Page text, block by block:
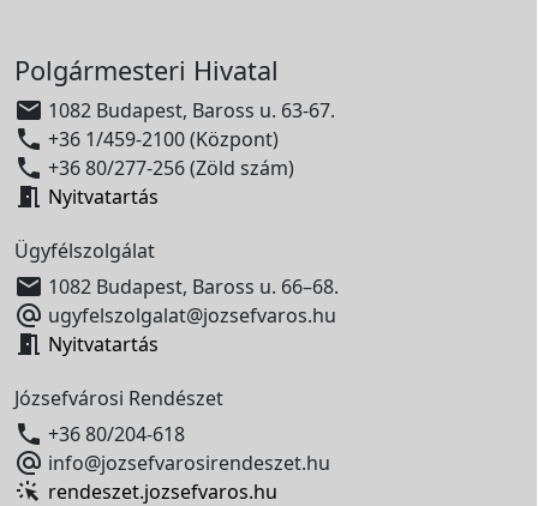
Polgármesteri Hivatal
 1082 Budapest, Baross u. 63-67.
 +36 1/459-2100 (Központ)
 +36 80/277-256 (Zöld szám)
 Nyitvatartás
Ügyfélszolgálat
 1082 Budapest, Baross u. 66–68.
 ugyfelszolgalat@jozsefvaros.hu
 Nyitvatartás
Józsefvárosi Rendészet
 +36 80/204-618
 info@jozsefvarosirendeszet.hu
rendeszet.jozsefvaros.hu